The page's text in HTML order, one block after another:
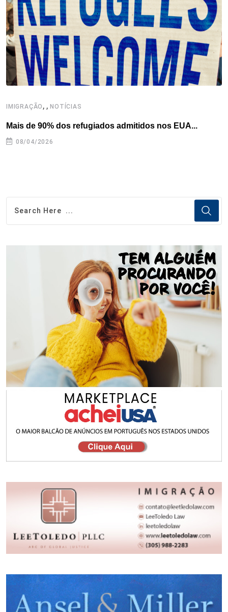
k n s
t
p
IMIGRAÇÃO , ,NOTÍCIAS
Mais de 90% dos refugiados admitidos nos EUA...
08/04/2026